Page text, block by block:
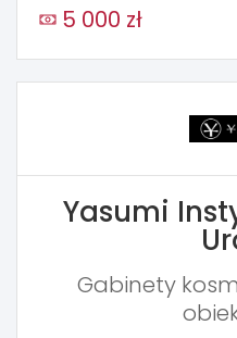
5 000 zł
Yasumi
Gabinety